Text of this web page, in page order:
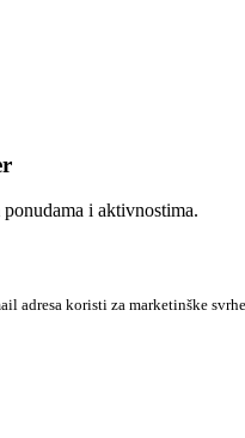
i aktivnostima.
adresa koristi za marketinške